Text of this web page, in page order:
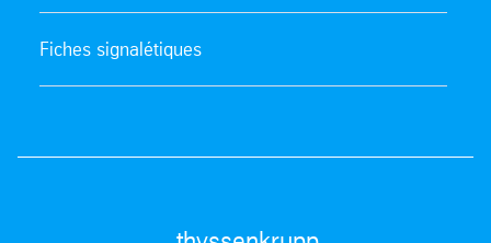
Fiches signalétiques